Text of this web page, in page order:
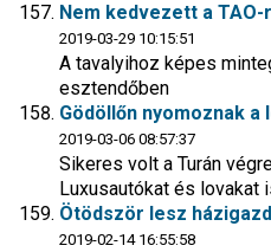
Nem kedvezett a
2019-03-29 10:15:51
A tavalyihoz képes
esztendőben
Gödöllőn nyomoznak
2019-03-06 08:57:37
Sikeres volt a Turán
Luxusautókat és lovakat
Ötödször lesz
2019-02-14 16:55:58